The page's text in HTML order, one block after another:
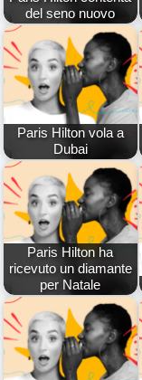
del seno nuovo
Paris Hilton vola a
Dubai
Paris Hilton ha
ricevuto un diamante
per Natale